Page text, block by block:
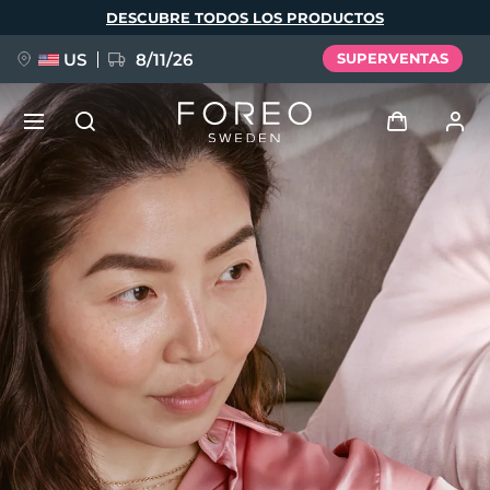
DESCUBRE TODOS LOS PRODUCTOS
US 8/11/26 SUPERVENTAS
Iniciar sesión
Perfil de usuario
Mis dispositivos
Mis pedidos
Mis direcciones
Mis suscripciones
NUEVO
FAQ™ Pure Beauty-Tech Elixir
BREAKING NEWS
issa™ Teeth Whitening Set
Idioma
English Deutsch
Español
Français
Italiano
Português
Polski
Svenska
Русский
Türkçe
简体中文 繁體中文